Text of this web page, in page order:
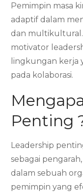
Pemimpin masa
adaptif dalam
dan
motivator
lingkungan kerja
pada kolaborasi.
Penting
Leadership
sebagai
dalam sebuah
pemimpin yang